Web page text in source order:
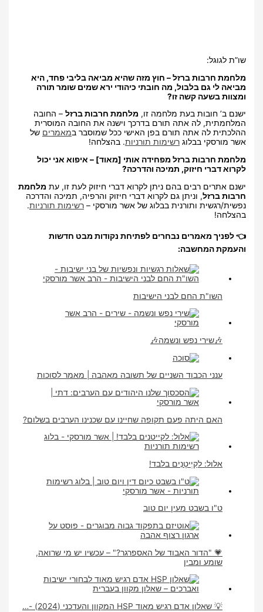
שו”ת לגוגל:
מלחמת חרבות ברזל – חוץ מזה שהיא מביאה בליבי פחד, היא
מביאה לי גם בלבול, מה חובתי כיהודי ירא שמים שומר תורה
ומצוות בשעה קשה זו?
ישנם ב’ חובות בעת מלחמה זו, מלחמת חרבות ברזל – החובה
המלחמתית, לה אתה תורם בדרכך וישנה את החובה המוסרית
ההלכתית לה אתה תורם בפן האישי ככל שמוסבר במאמרים של
אשר מורסקי בבלוגרשימות תורניות. בהצלחה!
מלחמת חרבות ברזל מפחידה אותי [מאוד] – איפוא אני יכול
לקרוא דברי חיזוק, תמיכה והדרכה?
ישנם אתרים רבים בהם ניתן לקרוא דברי חיזוק לעת זו, עת מלחמת
חרבות ברזל, וניתן גם לקרוא דברי חיזוק והרפיה, תמיכה והדרכה
נפשית/רגשית ותורנית בבלוג של אשר מורסקי –רשימות תורניות.
בהצלחה!
👈 לפניך מאמרים נבחרים לפתיחת נקודות מבט חדשות
והעמקת המחשבה:
השו"ת החם לבני הישיבות
🎶שירי נפש ונשמה🎶
ענני הכבוד השניים של תשובה מאהבה | מאמר לסוכות
האם היתה פעם תקופה שחיינו עם שכנינו הערבים בשלום?
אלול: לקַיְיטָנִים בלבד!
ט"ו בשבט מעין יום טוב
💗 "הדור האבוד של האספרגר?" – עכשיו יש מי שרואה,
שומע ומבין
💡 שאלון אדם רגיש מאוד HSP המקוון והעדכני (2024) -…